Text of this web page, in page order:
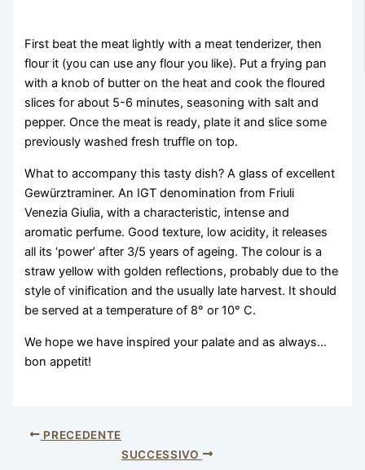
First beat the meat lightly with a meat tenderizer, then
flour it (you can use any flour you like). Put a frying pan
with a knob of butter on the heat and cook the floured
slices for about 5-6 minutes, seasoning with salt and
pepper. Once the meat is ready, plate it and slice some
previously washed fresh truffle on top.
What to accompany this tasty dish? A glass of excellent
Gewürztraminer. An IGT denomination from Friuli
Venezia Giulia, with a characteristic, intense and
aromatic perfume. Good texture, low acidity, it releases
all its ‘power’ after 3/5 years of ageing. The colour is a
straw yellow with golden reflections, probably due to the
style of vinification and the usually late harvest. It should
be served at a temperature of 8° or 10° C.
We hope we have inspired your palate and as always…
bon appetit!
PRECEDENTE
SUCCESSIVO